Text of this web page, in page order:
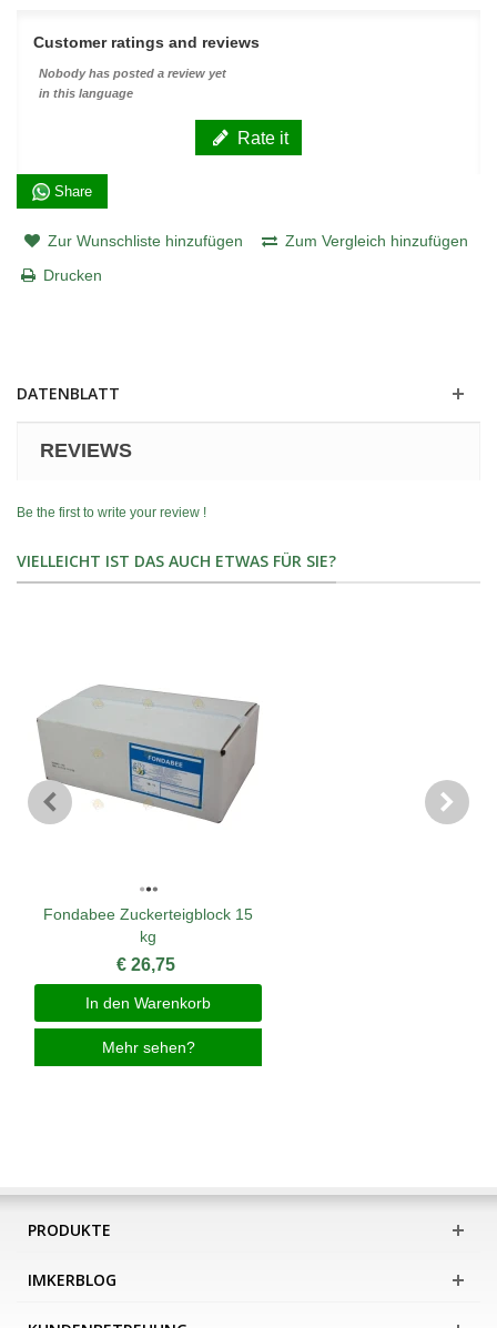
Customer ratings and reviews
Nobody has posted a review yet
in this language
Rate it
Share
Zur Wunschliste hinzufügen
Zum Vergleich hinzufügen
Drucken
DATENBLATT
REVIEWS
Be the first to write your review !
VIELLEICHT IST DAS AUCH ETWAS FÜR SIE?
Fondabee Zuckerteigblock 15
kg
€ 26,75
In den Warenkorb
Mehr sehen?
PRODUKTE
IMKERBLOG